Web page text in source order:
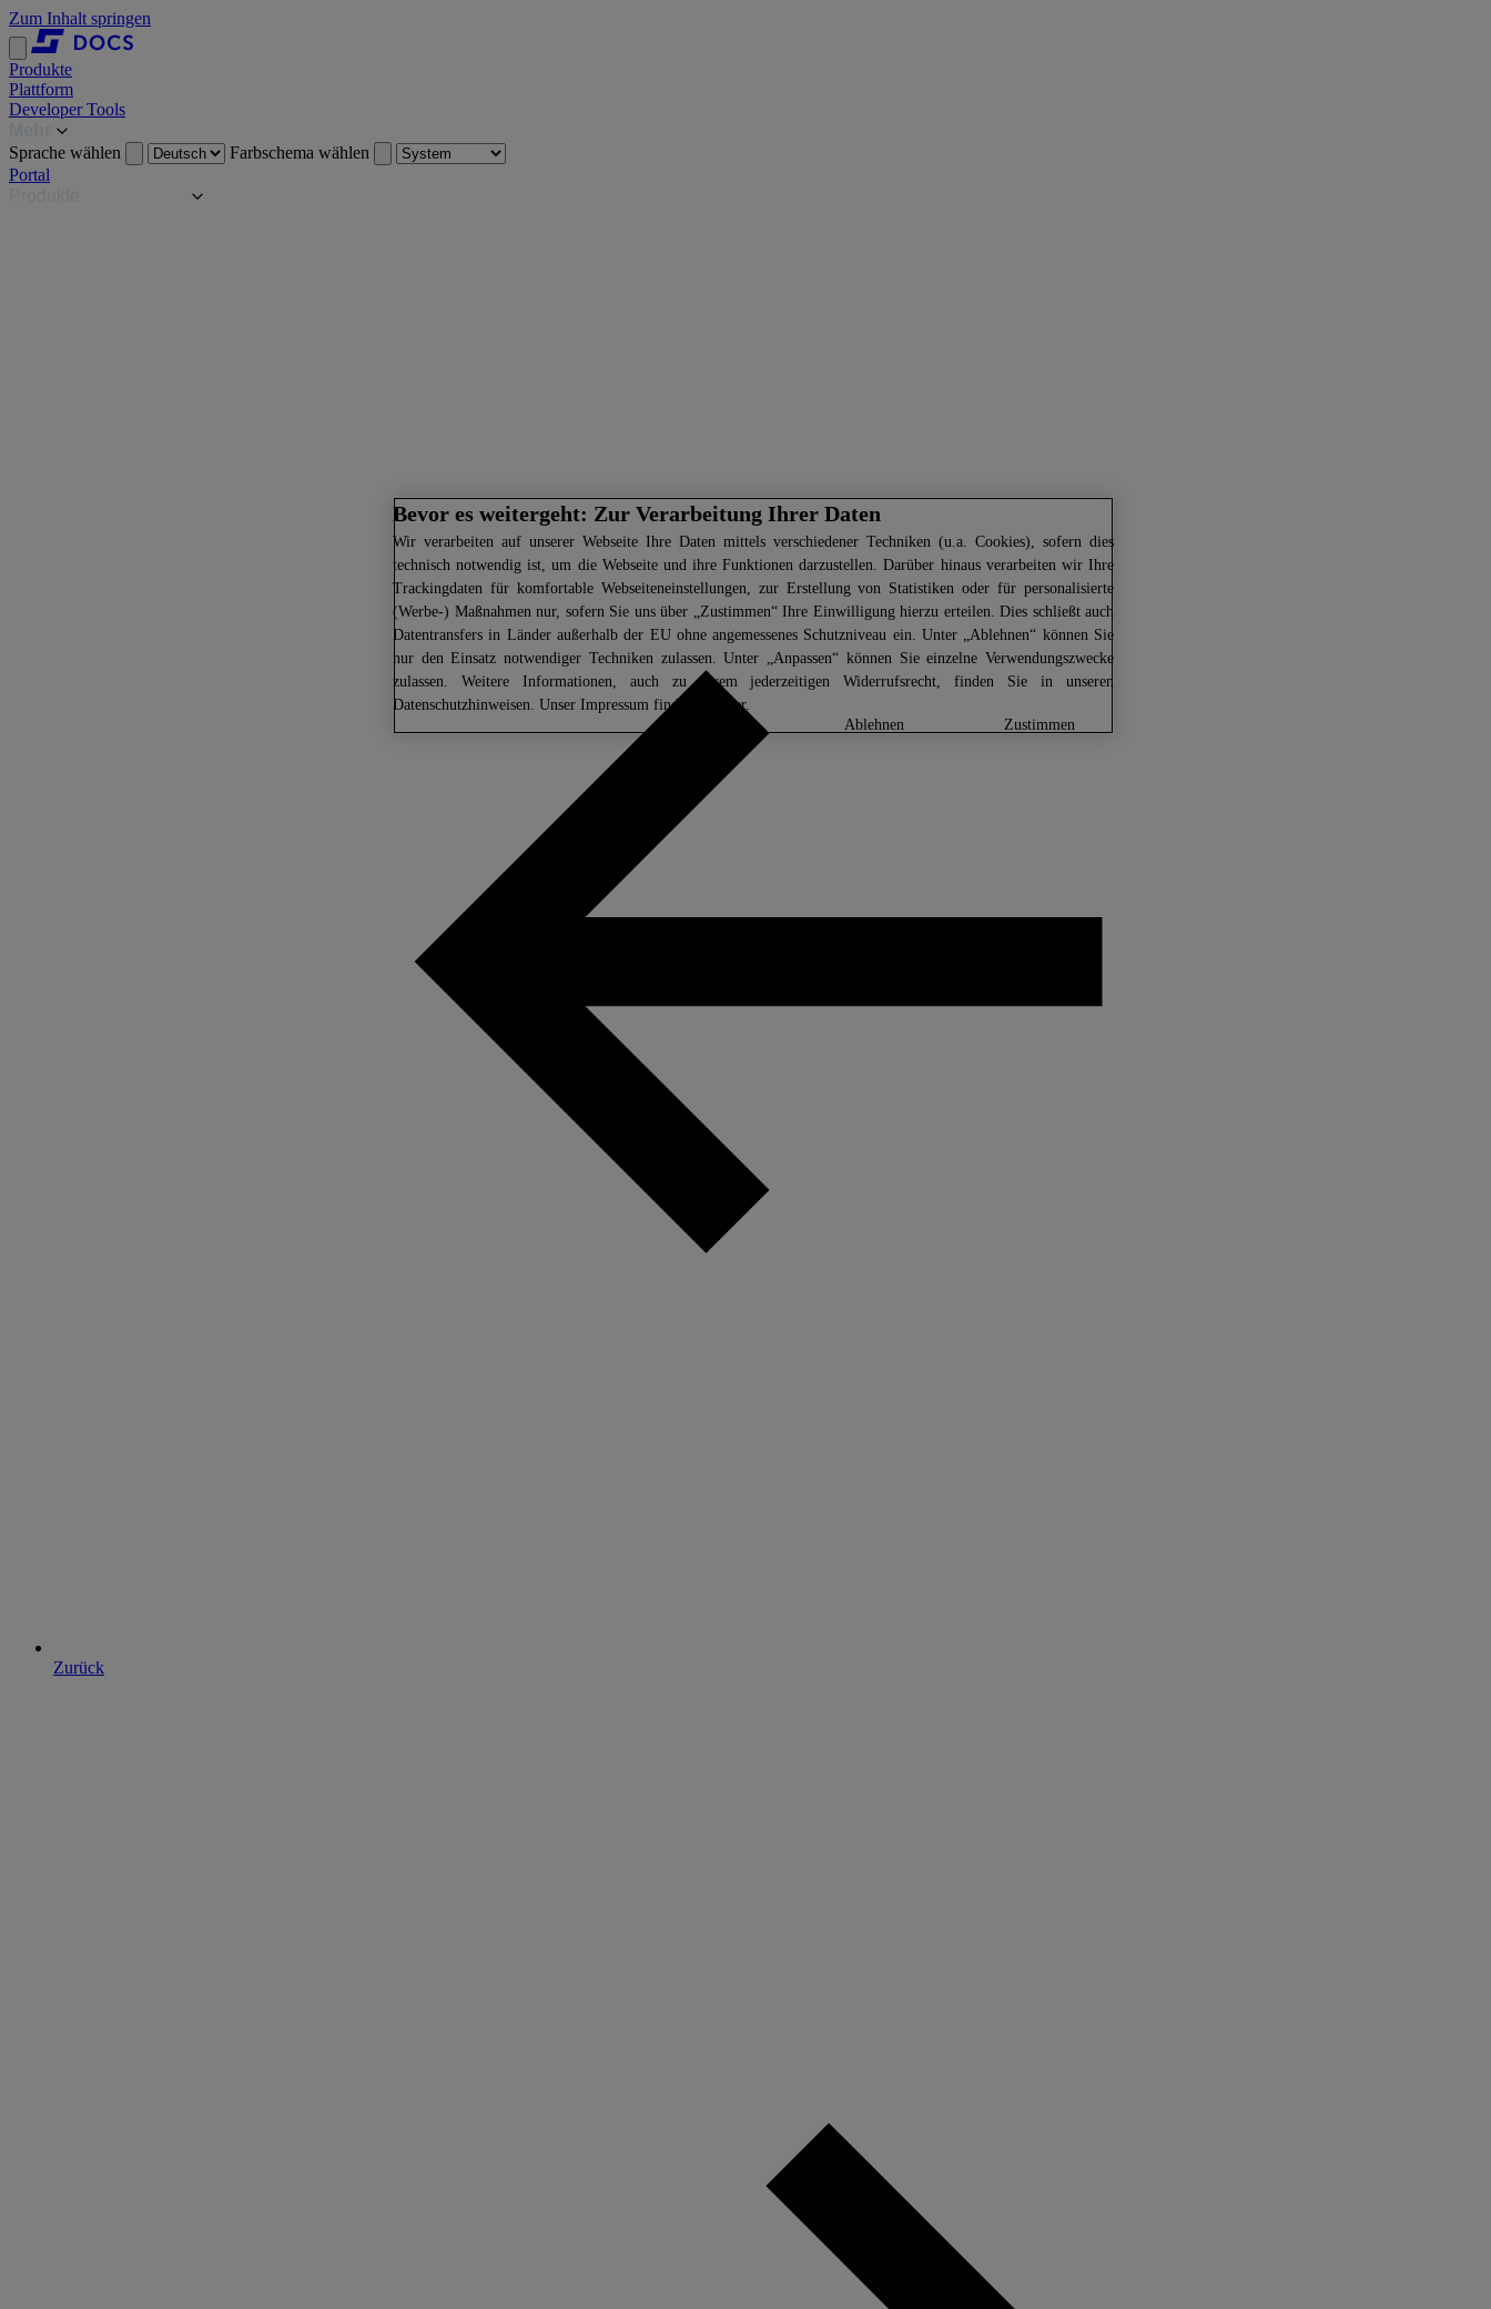
Zum Inhalt springen
Produkte
Plattform
Developer Tools
Sprache wählen
Farbschema wählen
Portal
Zurück
Bevor es weitergeht: Zur Verarbeitung Ihrer Daten
Wir verarbeiten auf unserer Webseite Ihre Daten mittels verschiedener Techniken (u.a. Cookies), sofern dies
technisch notwendig ist, um die Webseite und ihre Funktionen darzustellen. Darüber hinaus verarbeiten wir Ihre
Trackingdaten für komfortable Webseiteneinstellungen, zur Erstellung von Statistiken oder für personalisierte
(Werbe-) Maßnahmen nur, sofern Sie uns über „Zustimmen“ Ihre Einwilligung hierzu erteilen. Dies schließt auch
Datentransfers in Länder außerhalb der EU ohne angemessenes Schutzniveau ein. Unter „Ablehnen“ können Sie
nur den Einsatz notwendiger Techniken zulassen. Unter „Anpassen“ können Sie einzelne Verwendungszwecke
zulassen. Weitere Informationen, auch zu Ihrem jederzeitigen Widerrufsrecht, finden Sie in unseren
Datenschutzhinweisen. Unser Impressum finden Sie
hier.
ablehnen
zustimmen